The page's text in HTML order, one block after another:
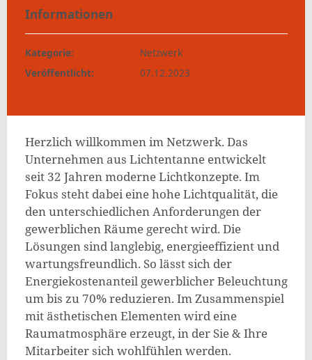
Informationen
Kategorie:
Netzwerk
Veröffentlicht:
07.12.2023
Herzlich willkommen im Netzwerk. Das
Unternehmen aus Lichtentanne entwickelt
seit 32 Jahren moderne Lichtkonzepte. Im
Fokus steht dabei eine hohe Lichtqualität, die
den unterschiedlichen Anforderungen der
gewerblichen Räume gerecht wird. Die
Lösungen sind langlebig, energieeffizient und
wartungsfreundlich. So lässt sich der
Energiekostenanteil gewerblicher Beleuchtung
um bis zu 70% reduzieren. Im Zusammenspiel
mit ästhetischen Elementen wird eine
Raumatmosphäre erzeugt, in der Sie & Ihre
Mitarbeiter sich wohlfühlen werden.